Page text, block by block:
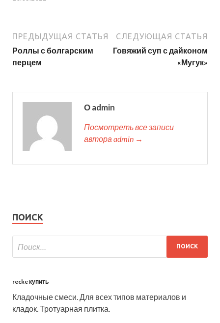
ПРЕДЫДУЩАЯ СТАТЬЯ
Роллы с болгарским
перцем
СЛЕДУЮЩАЯ СТАТЬЯ
Говяжий суп с дайконом
«Мугук»
О admin
Посмотреть все записи
автора admin →
ПОИСК
recke купить
Кладочные смеси. Для всех типов материалов и
кладок. Тротуарная плитка.